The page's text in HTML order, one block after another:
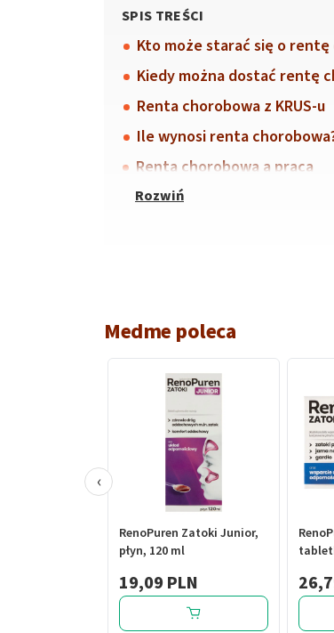
SPIS TREŚCI
Kto może starać się o rentę
Kiedy można dostać rentę
Renta chorobowa z KRUS-u
Ile wynosi renta
Renta chorobowa a praca
Medme poleca
RenoPuren Zatoki Junior,
płyn, 120 ml
19,09 PLN
‹